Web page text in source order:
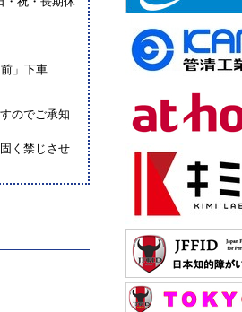
」下車
のでご承知
く禁じさせ